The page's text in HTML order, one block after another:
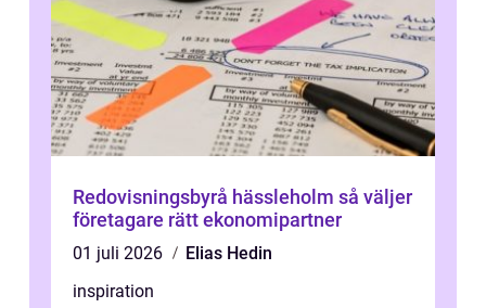
Redovisningsbyrå hässleholm så väljer
företagare rätt ekonomipartner
01 juli 2026
Elias Hedin
inspiration